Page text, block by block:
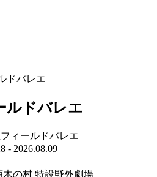
ドバレエ
ルドバレエ
ィールドバレエ
- 2026.08.09
木の村 特設野外劇場